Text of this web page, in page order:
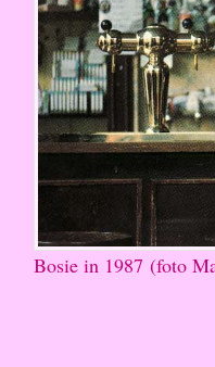
Bosie in 1987 (foto